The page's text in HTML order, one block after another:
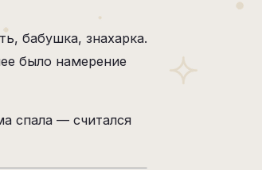
бабушка, знахарка.
было намерение
спала — считался